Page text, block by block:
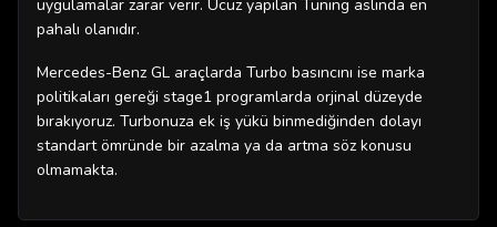
uygulamalar zarar verir. Ucuz yapılan Tuning aslında en
pahalı olanıdır.
Mercedes-Benz GL araçlarda Turbo basıncını ise marka
politikaları gereği stage1 programlarda orjinal düzeyde
bırakıyoruz. Turbonuza ek iş yükü binmediğinden dolayı
standart ömründe bir azalma ya da artma söz konusu
olmamakta.